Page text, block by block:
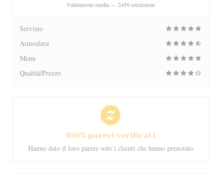
Valutazione media —2459 recensioni
Servizio
Atmosfera
Menu
Qualità/Prezzo
100% pareri verificati
Hanno dato il loro parere solo i clienti che hanno prenotato